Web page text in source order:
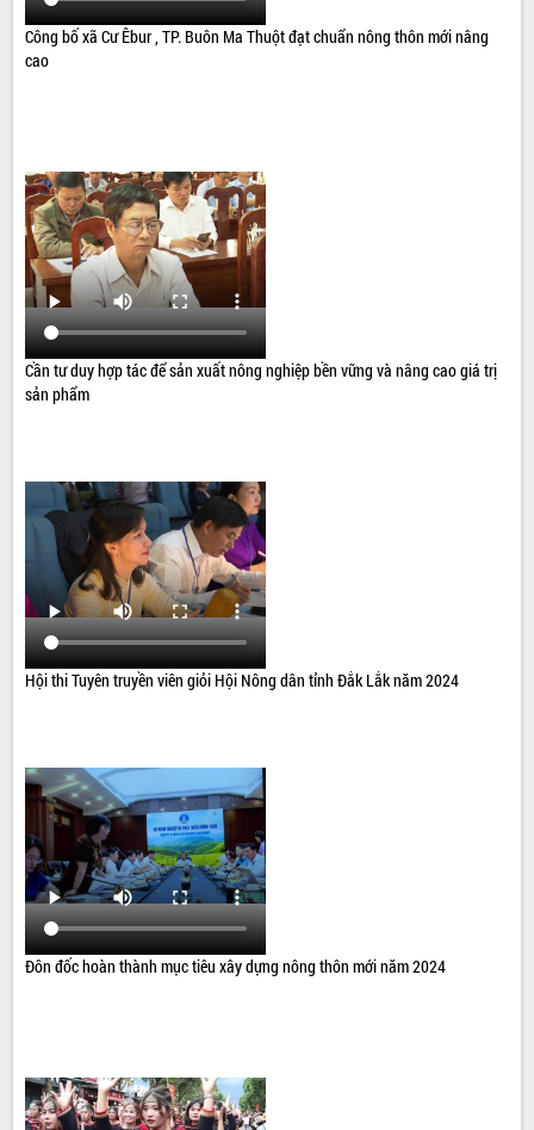
Công bố xã Cư Êbur , TP. Buôn Ma Thuột đạt chuẩn nông thôn mới nâng
cao
Cần tư duy hợp tác để sản xuất nông nghiệp bền vững và nâng cao giá trị
sản phẩm
Hội thi Tuyên truyền viên giỏi Hội Nông dân tỉnh Đắk Lắk năm 2024
Đôn đốc hoàn thành mục tiêu xây dựng nông thôn mới năm 2024